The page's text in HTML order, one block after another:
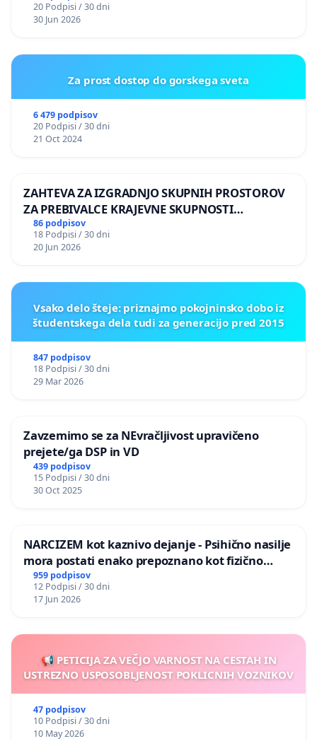
20 Podpisi / 30 dni
30 Jun 2026
Za prost dostop do gorskega sveta
6 479 podpisov
20 Podpisi / 30 dni
21 Oct 2024
ZAHTEVA ZA IZGRADNJO SKUPNIH PROSTOROV
ZA PREBIVALCE KRAJEVNE SKUPNOSTI
PRESTRANEK
86 podpisov
18 Podpisi / 30 dni
20 Jun 2026
Vsako delo šteje: priznajmo pokojninsko dobo iz
študentskega dela tudi za generacijo pred 2015
847 podpisov
18 Podpisi / 30 dni
29 Mar 2026
Zavzemimo se za NEvračljivost upravičeno
prejete/ga DSP in VD
439 podpisov
15 Podpisi / 30 dni
30 Oct 2025
NARCIZEM kot kaznivo dejanje - Psihično nasilje
mora postati enako prepoznano kot fizično
nasilje
959 podpisov
12 Podpisi / 30 dni
17 Jun 2026
📢 PETICIJA ZA VEČJO VARNOST NA CESTAH IN
USTREZNO USPOSOBLJENOST POKLICNIH VOZNIKOV
47 podpisov
10 Podpisi / 30 dni
10 May 2026